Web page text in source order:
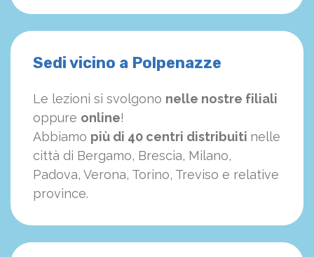
Sedi vicino a Polpenazze
Le lezioni si svolgono nelle nostre filiali
oppure online!
Abbiamo più di 40 centri distribuiti nelle
città di Bergamo, Brescia, Milano,
Padova, Verona, Torino, Treviso e relative
province.